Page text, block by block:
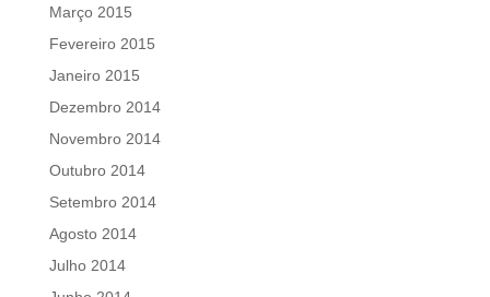
Março 2015
Fevereiro 2015
Janeiro 2015
Dezembro 2014
Novembro 2014
Outubro 2014
Setembro 2014
Agosto 2014
Julho 2014